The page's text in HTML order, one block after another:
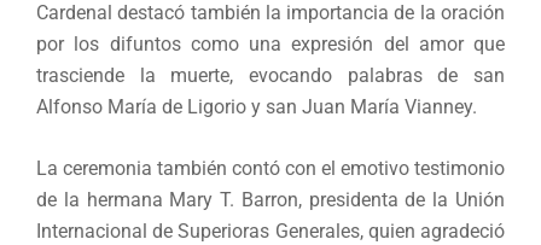
Cardenal destacó también la importancia de la oración
por los difuntos como una expresión del amor que
trasciende la muerte, evocando palabras de san
Alfonso María de Ligorio y san Juan María Vianney.
La ceremonia también contó con el emotivo testimonio
de la hermana Mary T. Barron, presidenta de la Unión
Internacional de Superioras Generales, quien agradeció